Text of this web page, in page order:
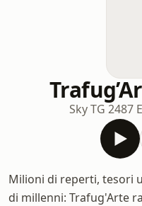
Sky TG 2487
Milioni di reperti, tesori
di millenni: Trafug'Arte